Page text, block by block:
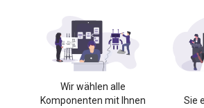
Wir wählen alle
Komponenten mit Ihnen
Sie